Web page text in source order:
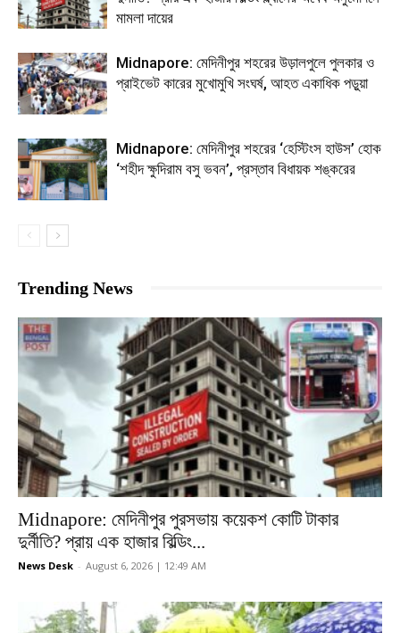
মামলা দায়ের
Midnapore: মেদিনীপুর শহরের উড়ালপুলে পুলকার ও
প্রাইভেট কারের মুখোমুখি সংঘর্ষ, আহত একাধিক পড়ুয়া
Midnapore: মেদিনীপুর শহরের ‘হেস্টিংস হাউস’ হোক
‘শহীদ ক্ষুদিরাম বসু ভবন’, প্রস্তাব বিধায়ক শঙ্করের
Trending News
Midnapore: মেদিনীপুর পুরসভায় কয়েকশ কোটি টাকার
দুর্নীতি? প্রায় এক হাজার বিল্ডিং...
News Desk - August 6, 2026 | 12:49 AM